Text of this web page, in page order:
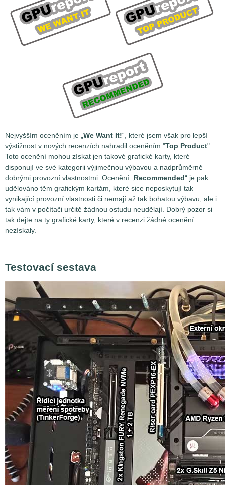
Nejvyšším oceněním je „ We Want It!“, které jsem však pro lepší
výstižnost v nových recenzích nahradil oceněním "Top Product".
Toto ocenění mohou získat jen takové grafické karty, které
disponují ve své kategorii výjimečnou výbavou a nadprůměrně
dobrými provozní vlastnostmi. Ocenění „ Recommended“ je pak
udělováno těm grafickým kartám, které sice neposkytují tak
vynikající provozní vlastnosti či nemají až tak bohatou výbavu, ale i
tak vám v počítači určitě žádnou ostudu neudělají. Dobrý pozor si
tak dejte na ty grafické karty, které v recenzi žádné ocenění
nezískaly.
Testovací sestava